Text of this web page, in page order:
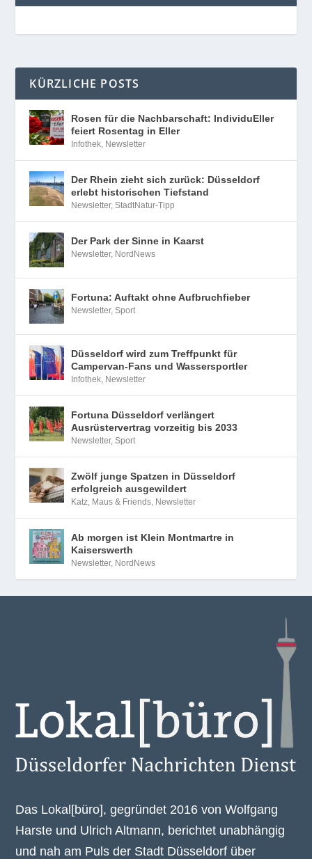
KÜRZLICHE POSTS
Rosen für die Nachbarschaft: IndividuEller
feiert Rosentag in Eller
Infothek, Newsletter
Der Rhein zieht sich zurück: Düsseldorf
erlebt historischen Tiefstand
Newsletter,StadtNatur-Tipp
Der Park der Sinne in Kaarst
Newsletter, NordNews
Fortuna: Auftakt ohne Aufbruchfieber
Newsletter,Sport
Düsseldorf wird zum Treffpunkt für
Campervan-Fans und Wassersportler
Infothek, Newsletter
Fortuna Düsseldorf verlängert
Ausrüstervertrag vorzeitig bis 2033
Newsletter,Sport
Zwölf junge Spatzen in Düsseldorf
erfolgreich ausgewildert
Katz, Maus & Friends, Newsletter
Ab morgen ist Klein Montmartre in
Kaiserswerth
Newsletter, NordNews
Das Lokal[büro], gegründet 2016 von Wolfgang
Harste und Ulrich Altmann, berichtet unabhängig
und nah am Puls der Stadt Düsseldorf über